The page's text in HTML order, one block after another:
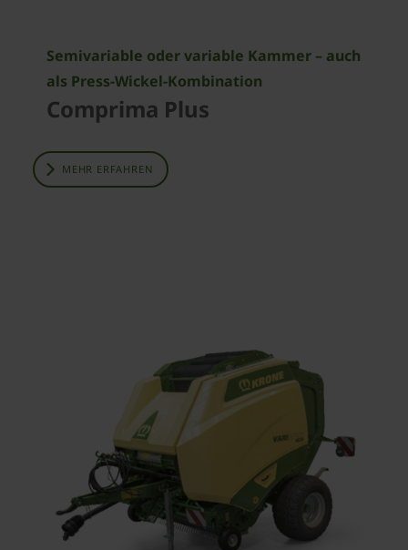
Semivariable oder variable Kammer – auch
als Press-Wickel-Kombination
Comprima Plus
MEHR ERFAHREN